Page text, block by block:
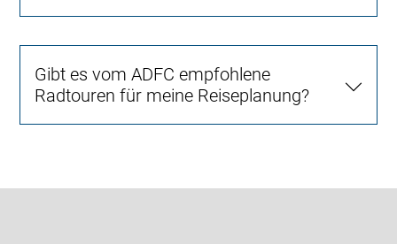
Gibt es vom ADFC empfohlene
Radtouren für meine Reiseplanung?